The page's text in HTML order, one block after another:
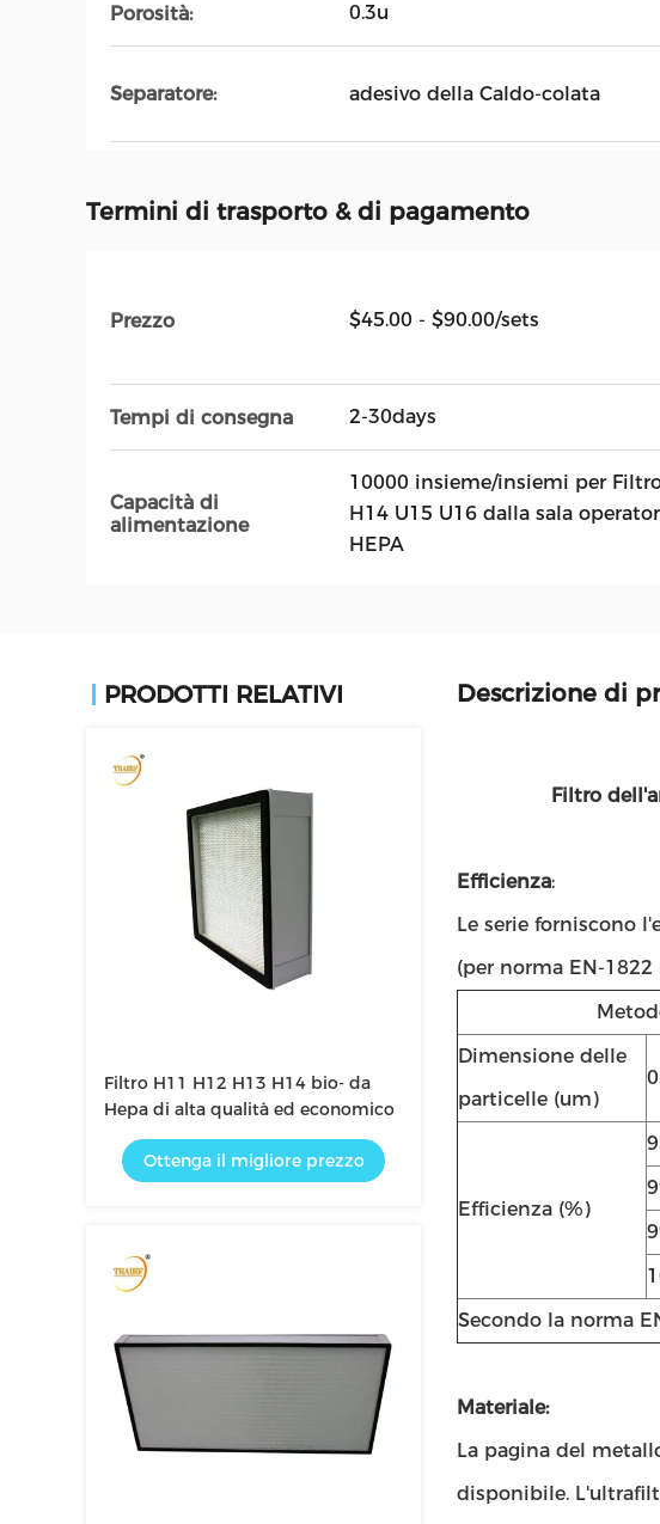
Porosità: 0.3u
Separatore: adesivo della Caldo-colata
Termini di trasporto & di pagamento
Prezzo $45.00 - $90.00/sets
Tempi di consegna 2-30days
Capacità di
alimentazione
10000 insieme/insiemi per
H14 U15 U16 dalla sala
HEPA
PRODOTTI RELATIVI
Filtro H11 H12 H13 H14 bio- da
Hepa di alta qualità ed economico
Ottenga il migliore prezzo
Descrizione di
Filtro
Efficienza:
Le serie forniscono
(per norma EN-
Dimensione delle
particelle (um)
Efficienza (%)
Secondo la norma
Materiale:
La pagina del
disponibile.